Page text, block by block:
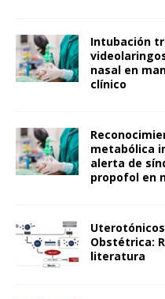
Intubación
nasal en
clínico
metabólica
alerta de
propofol en
Obstétrica:
literatura